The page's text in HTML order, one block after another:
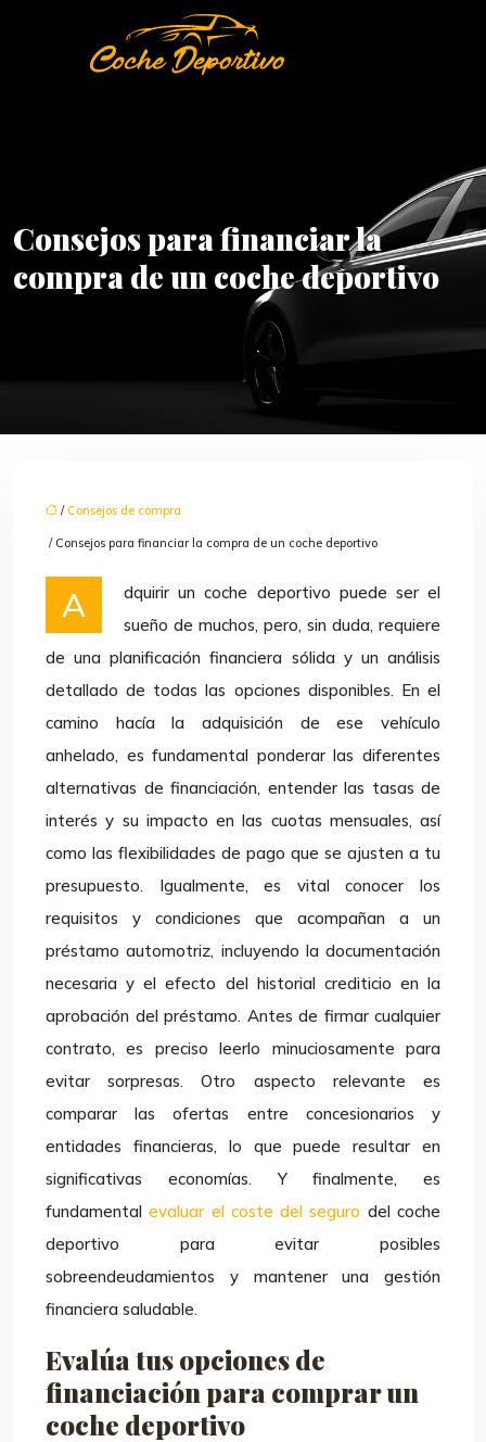
Consejos para financiar la
compra de un coche deportivo
/ Consejos de compra
/ Consejos para financiar la compra de un coche deportivo
Adquirir un coche deportivo puede ser el
sueño de muchos, pero, sin duda, requiere
de una planificación financiera sólida y un análisis
detallado de todas las opciones disponibles. En el
camino hacía la adquisición de ese vehículo
anhelado, es fundamental ponderar las diferentes
alternativas de financiación, entender las tasas de
interés y su impacto en las cuotas mensuales, así
como las flexibilidades de pago que se ajusten a tu
presupuesto. Igualmente, es vital conocer los
requisitos y condiciones que acompañan a un
préstamo automotriz, incluyendo la documentación
necesaria y el efecto del historial crediticio en la
aprobación del préstamo. Antes de firmar cualquier
contrato, es preciso leerlo minuciosamente para
evitar sorpresas. Otro aspecto relevante es
comparar las ofertas entre concesionarios y
entidades financieras, lo que puede resultar en
significativas economías. Y finalmente, es
fundamentalevaluar el coste del seguro del coche
deportivo para evitar posibles
sobreendeudamientos y mantener una gestión
financiera saludable.
Evalúa tus opciones de
financiación para comprar un
coche deportivo